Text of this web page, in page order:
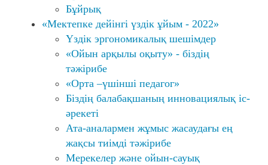
Бұйрық
«Мектепке дейінгі үздік ұйым - 2022»
Үздік эргономикалық шешімдер
«Ойын арқылы оқыту» - біздің
тәжірибе
«Орта –үшінші педагог»
Біздің балабақшаның инновациялық іс-
әрекеті
Ата-аналармен жұмыс жасаудағы ең
жақсы тиімді тәжірибе
Мерекелер және ойын-сауық